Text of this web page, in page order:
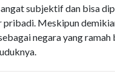
subjektif dan bisa
Meskipun
negara yang ramah